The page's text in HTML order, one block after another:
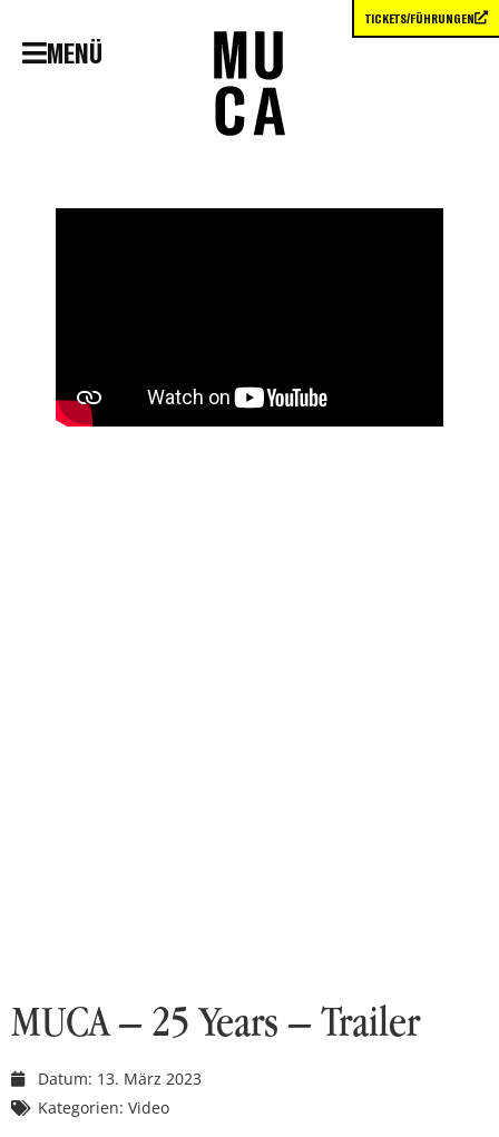
MENÜ
MUCA – 25 Years – Trailer
Datum: 13. März 2023
Kategorien: Video
TICKETS/FÜHRUNGEN